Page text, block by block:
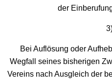
der
Bei Auflösung oder
Wegfall seines bisherigen
Vereins nach Ausgleich der